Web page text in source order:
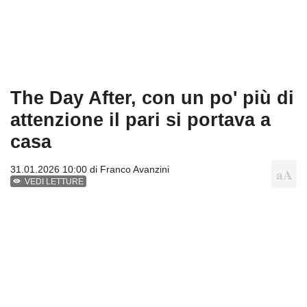
The Day After, con un po' più di
attenzione il pari si portava a
casa
31.01.2026 10:00 di Franco Avanzini
VEDI LETTURE